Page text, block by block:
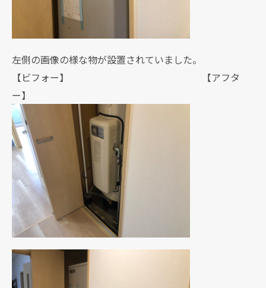
左側の画像の様な物が設置されていました。
【ビフォー】 【アフタ
ー】